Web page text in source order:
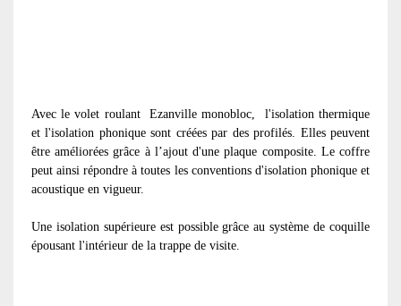
Avec le volet roulant
Ezanville monobloc, l'isolation thermique
et l'isolation phonique sont créées par des profilés. Elles peuvent
être améliorées grâce à l’ajout d'une plaque composite. Le coffre
peut ainsi répondre à toutes les conventions d'isolation phonique et
acoustique en vigueur.
Une isolation supérieure est possible grâce au système de coquille
épousant l'intérieur de la trappe de visite.